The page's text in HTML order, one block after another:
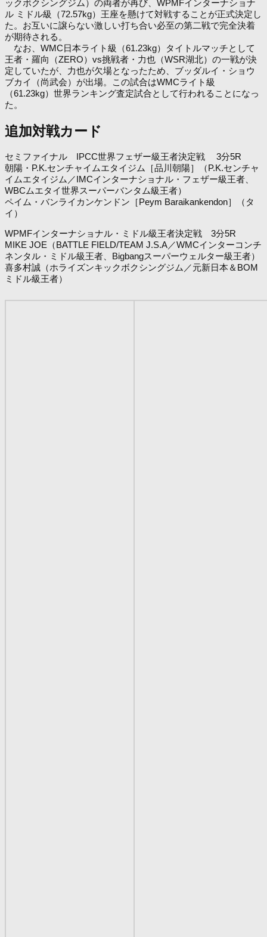
ックボクシングジム）の両者が再び、WPMFインターナショナ
ル ミドル級（72.57kg）王座を懸けて対戦することが正式決定し
た。お互いに譲らない激しい打ち合い必至の第二戦で完全決着
が期待される。
なお、WMC日本ライト級（61.23kg）タイトルマッチとして
王者・羅向（ZERO）vs挑戦者・力也（WSR湖北）の一戦が決
定していたが、力也が欠場となったため、ブッダルイ・ショウ
ブカイ（尚武会）が出場。この試合はWMCライト級
（61.23kg）世界ランキング査定試合として行われることになっ
た。
追加対戦カード
セミファイナル IPCC世界フェザー級王者決定戦 3分5R
朝陽・P.K.センチャイムエタイジム［品川朝陽］（P.K.センチャ
イムエタイジム／IMCインターナショナル・フェザー級王者、
WBCムエタイ世界スーパーバンタム級王者）
ペイム・バンライカンケンドン［Peym Baraikankendon］（タ
イ）
WPMFインターナショナル・ミドル級王者決定戦 3分5R
MIKE JOE（BATTLE FIELD/TEAM J.S.A／WMCインターコンチ
ネンタル・ミドル級王者、Bigbangスーパーウェルター級王者）
喜多村誠（ホライズンキックボクシングジム／元新日本＆BOM
ミドル級王者）